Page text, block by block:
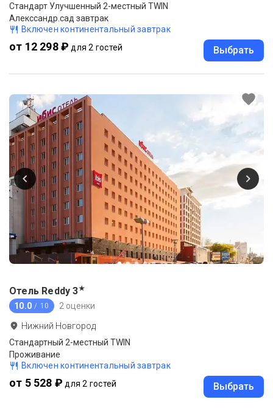
Стандарт Улучшенный 2-местный TWIN
Алекссандр.сад завтрак
Включен континентальный завтрак
от 12 298 ₽ для 2 гостей Выбрать
Отель Reddy 3★
10.0 / 10 2 оценки
Нижний Новгород
Стандартный 2-местный TWIN
Проживание
Включен континентальный завтрак
от 5 528 ₽ для 2 гостей Выбрать